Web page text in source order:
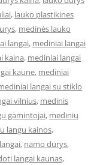
, lauko plastikines
, medinės lauko
langai, mediniai langai
kaina, mediniai langai
kaune, mediniai
langai su stiklo
vilnius, medinis
gamintojai, medinių
langu kainos,
, namo durys,
langai kaunas,